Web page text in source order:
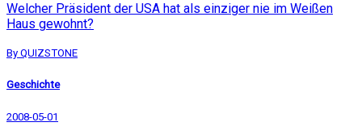
Welcher Präsident der USA hat als einziger nie im Weißen
Haus gewohnt?
By QUIZSTONE
Geschichte
2008-05-01